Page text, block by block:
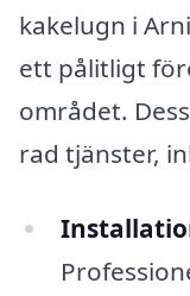
kakelugn i
ett pålitligt
området.
rad tjänster,